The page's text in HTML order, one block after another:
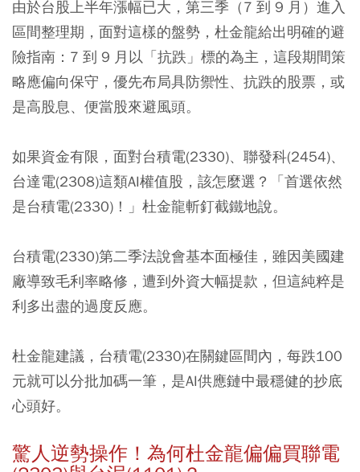
由於台股上半年漲幅已大，第三季（7 到 9 月）進入
區間整理期，面對這樣的盤勢，杜金龍給出明確的避
險指南： 7 到 9 月以「抗跌」標的為主，這段期間策
略應偏向保守，優先布局具防禦性、抗跌的股票，或
是高股息、便當股來避風頭。
如果資金有限，面對台積電(2330)、聯發科(2454)、
台達電(2308)這類AI權值股，該怎麼選？「首選依然
是台積電(2330)！」杜金龍斬釘截鐵地說。
台積電(2330)第二季法說會基本面極佳，雖因美國建
廠導致毛利率略修，遭到外資大幅提款，但這純粹是
利多出盡的過度反應。
杜金龍建議，台積電(2330)在關鍵區間內，每跌100
元就可以分批加碼一筆，是AI供應鏈中最穩健的抄底
心頭好。
驚人逆勢操作！為何杜金龍偏偏買聯電